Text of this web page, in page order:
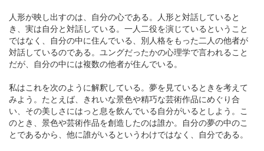
人形が映し出すのは、自分の心である。人形と対話していると
き、実は自分と対話している。一人二役を演じているということ
ではなく、自分の中に住んでいる、別人格をもった二人の他者が
対話しているのである。ユングだったかの心理学で言われること
だが、自分の中には複数の他者が住んでいる。
私はこれを次のように解釈している。夢を見ているときを考えて
みよう。たとえば、きれいな景色や精巧な芸術作品にめぐり合
い、その美しさにはっと息を飲んでいる自分がいるとしよう。こ
のとき、景色や芸術作品を創造したのは誰か。自分の夢の中のこ
とであるから、他に誰がいるというわけではなく、自分である。